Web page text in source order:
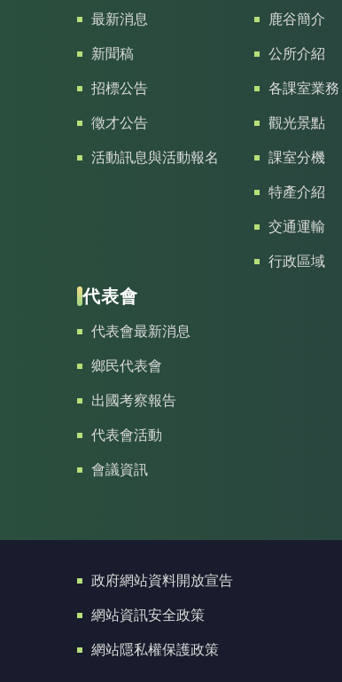
最新消息
新聞稿
招標公告
徵才公告
活動訊息與活動報名
鹿谷簡介
公所介紹
各課室業務
觀光景點
課室分機
特產介紹
交通運輸
行政區域
代表會
代表會最新消息
鄉民代表會
出國考察報告
代表會活動
會議資訊
政府網站資料開放宣告
網站資訊安全政策
網站隱私權保護政策